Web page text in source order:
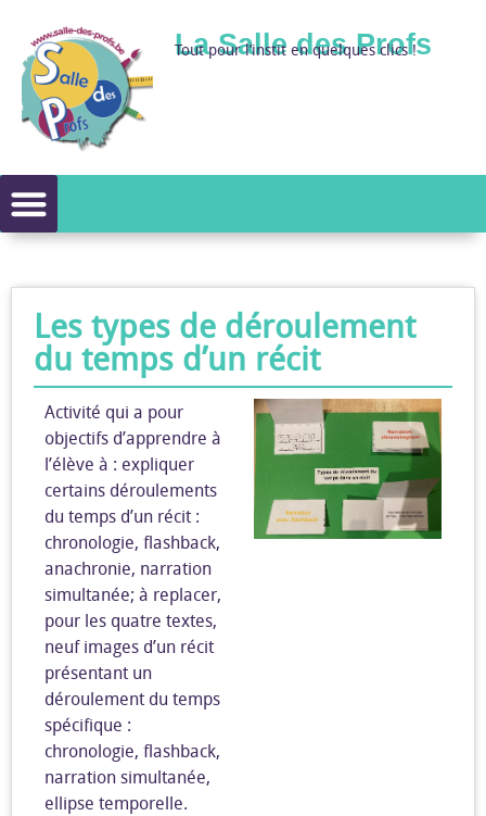
La Salle des Profs
Tout pour l’instit en quelques clics !
Les types de déroulement
du temps d’un récit
Activité qui a pour
objectifs d’apprendre à
l’élève à : expliquer
certains déroulements
du temps d’un récit :
chronologie, flashback,
anachronie, narration
simultanée; à replacer,
pour les quatre textes,
neuf images d’un récit
présentant un
déroulement du temps
spécifique :
chronologie, flashback,
narration simultanée,
ellipse temporelle.